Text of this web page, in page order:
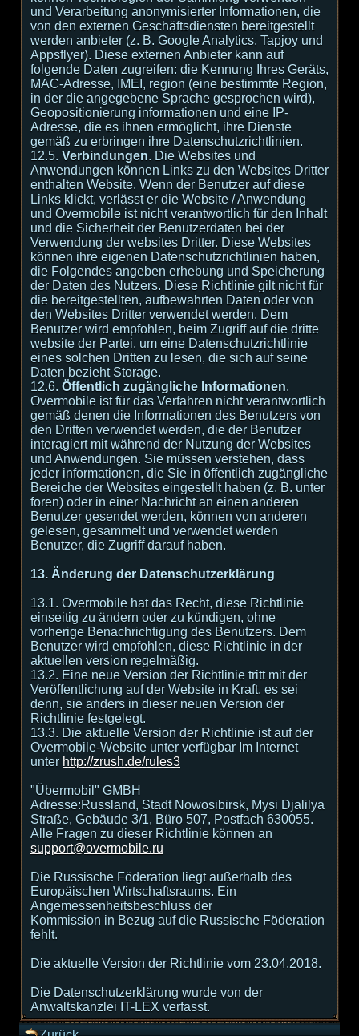
und Verarbeitung anonymisierter Informationen, die
von den externen Geschäftsdiensten bereitgestellt
werden anbieter (z. B. Google Analytics, Tapjoy und
Appsflyer). Diese externen Anbieter kann auf
folgende Daten zugreifen: die Kennung Ihres Geräts,
MAC-Adresse, IMEI, region (eine bestimmte Region,
in der die angegebene Sprache gesprochen wird),
Geopositionierung informationen und eine IP-
Adresse, die es ihnen ermöglicht, ihre Dienste
gemäß zu erbringen ihre Datenschutzrichtlinien.
12.5. Verbindungen. Die Websites und
Anwendungen können Links zu den Websites Dritter
enthalten Website. Wenn der Benutzer auf diese
Links klickt, verlässt er die Website / Anwendung
und Overmobile ist nicht verantwortlich für den Inhalt
und die Sicherheit der Benutzerdaten bei der
Verwendung der websites Dritter. Diese Websites
können ihre eigenen Datenschutzrichtlinien haben,
die Folgendes angeben erhebung und Speicherung
der Daten des Nutzers. Diese Richtlinie gilt nicht für
die bereitgestellten, aufbewahrten Daten oder von
den Websites Dritter verwendet werden. Dem
Benutzer wird empfohlen, beim Zugriff auf die dritte
website der Partei, um eine Datenschutzrichtlinie
eines solchen Dritten zu lesen, die sich auf seine
Daten bezieht Storage.
12.6. Öffentlich zugängliche Informationen.
Overmobile ist für das Verfahren nicht verantwortlich
gemäß denen die Informationen des Benutzers von
den Dritten verwendet werden, die der Benutzer
interagiert mit während der Nutzung der Websites
und Anwendungen. Sie müssen verstehen, dass
jeder informationen, die Sie in öffentlich zugängliche
Bereiche der Websites eingestellt haben (z. B. unter
foren) oder in einer Nachricht an einen anderen
Benutzer gesendet werden, können von anderen
gelesen, gesammelt und verwendet werden
Benutzer, die Zugriff darauf haben.
13. Änderung der Datenschutzerklärung
13.1. Overmobile hat das Recht, diese Richtlinie
einseitig zu ändern oder zu kündigen, ohne
vorherige Benachrichtigung des Benutzers. Dem
Benutzer wird empfohlen, diese Richtlinie in der
aktuellen version regelmäßig.
13.2. Eine neue Version der Richtlinie tritt mit der
Veröffentlichung auf der Website in Kraft, es sei
denn, sie anders in dieser neuen Version der
Richtlinie festgelegt.
13.3. Die aktuelle Version der Richtlinie ist auf der
Overmobile-Website unter verfügbar Im Internet
unter http://zrush.de/rules3
"Übermobil" GMBH
Adresse:Russland, Stadt Nowosibirsk, Mysi Djalilya
Straße, Gebäude 3/1, Büro 507, Postfach 630055.
Alle Fragen zu dieser Richtlinie können an
support@overmobile.ru
Die Russische Föderation liegt außerhalb des
Europäischen Wirtschaftsraums. Ein
Angemessenheitsbeschluss der
Kommission in Bezug auf die Russische Föderation
fehlt.
Die aktuelle Version der Richtlinie vom 23.04.2018.
Die Datenschutzerklärung wurde von der
Anwaltskanzlei IT-LEX verfasst.